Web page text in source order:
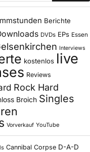
Berichte
DVDs EPs Essen
Interviews
kostenlos live
Reviews
Rock Hard
Broich Singles
Vorverkauf YouTube
Cannibal Corpse D-A-D